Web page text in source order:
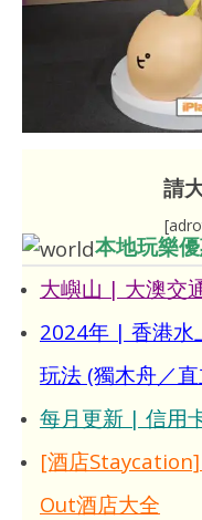
請
本地玩樂
大嶼山 | 大澳交
2024年 | 香港水
玩法 (獨木舟／
每月更新 | 信用
[酒店
Out酒店大全